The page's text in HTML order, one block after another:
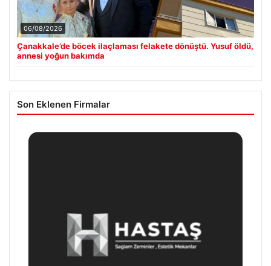
06/08/2026
Çanakkale’de böcek ilaçlaması felakete dönüştü. Yusuf öldü,
annesi yoğun bakımda
Son Eklenen Firmalar